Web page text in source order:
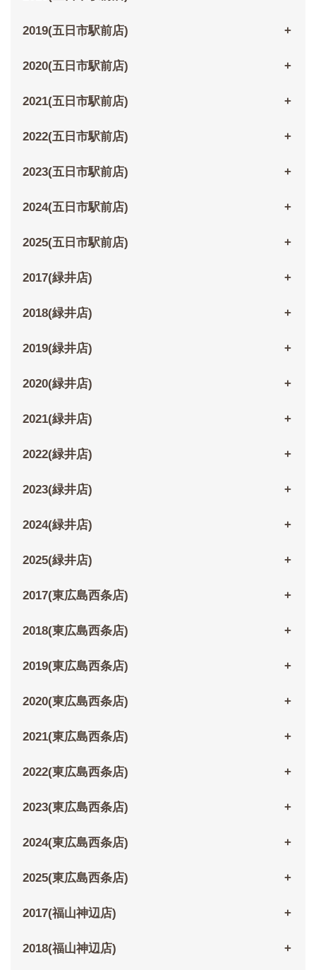
2019(五日市駅前店)
2020(五日市駅前店)
2021(五日市駅前店)
2022(五日市駅前店)
2023(五日市駅前店)
2024(五日市駅前店)
2025(五日市駅前店)
2017(緑井店)
2018(緑井店)
2019(緑井店)
2020(緑井店)
2021(緑井店)
2022(緑井店)
2023(緑井店)
2024(緑井店)
2025(緑井店)
2017(東広島西条店)
2018(東広島西条店)
2019(東広島西条店)
2020(東広島西条店)
2021(東広島西条店)
2022(東広島西条店)
2023(東広島西条店)
2024(東広島西条店)
2025(東広島西条店)
2017(福山神辺店)
2018(福山神辺店)